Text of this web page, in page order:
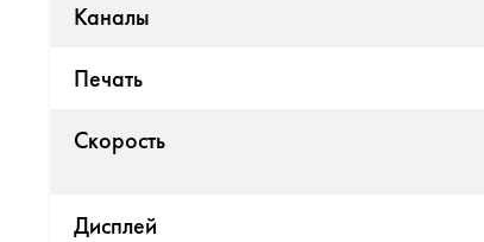
Каналы
Печать
Скорость
Дисплей